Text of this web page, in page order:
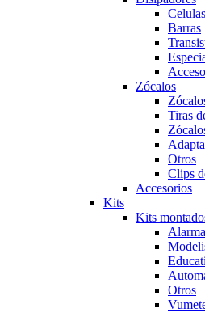
Barras
Zócalos
Tiras
Otros
Clips
Accesorios
Kits
Kits
Otros